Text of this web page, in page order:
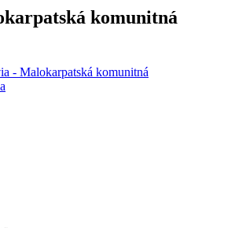
komunitná